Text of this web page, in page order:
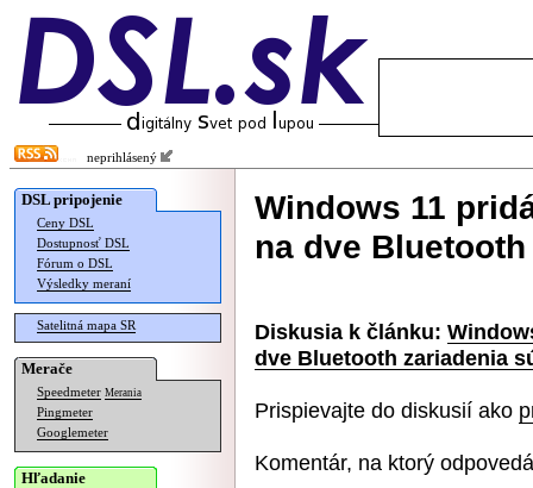
neprihlásený
DSL pripojenie
Ceny DSL
Dostupnosť DSL
Fórum o DSL
Výsledky meraní
Satelitná mapa SR
Merače
Speedmeter Merania
Pingmeter
Googlemeter
Hľadanie
Windows 11
na dve
Diskusia k článku:
dve Bluetooth zariadenia
Prispievajte do diskusií ako
Komentár, na ktorý